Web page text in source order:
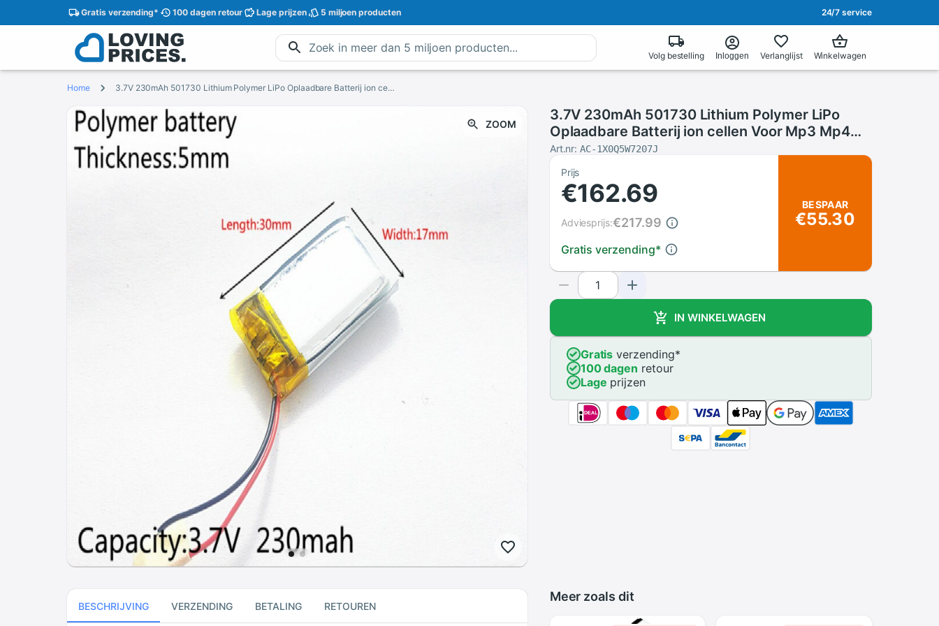
Gratisverzending* 100 dagenretour Lage prijzen 5 miljoen producten 24/7 service
Volg bestelling Inloggen Verlanglijst Winkelwagen
Home 3.7V 230mAh 501730 Lithium Polymer LiPo Oplaadbare Batterij ion cellen Voor Mp3 Mp4 Mp5 DIY PAD DVD E-Book bluetooth headset
ZOOM
3.7V 230mAh 501730 Lithium Polymer LiPo
Oplaadbare Batterij ion cellen Voor Mp3 Mp4
Mp5 DIY PAD DVD E-Book bluetooth headset
Art.nr:AC-1X0Q5W7207J
Prijs
€162.69
Gratis verzending*
Adviesprijs:€217.99
BESPAAR
€55.30
IN WINKELWAGEN
Gratis verzending*
100 dagen retour
Lage prijzen
BESCHRIJVING VERZENDING BETALING RETOUREN
Meer zoals dit